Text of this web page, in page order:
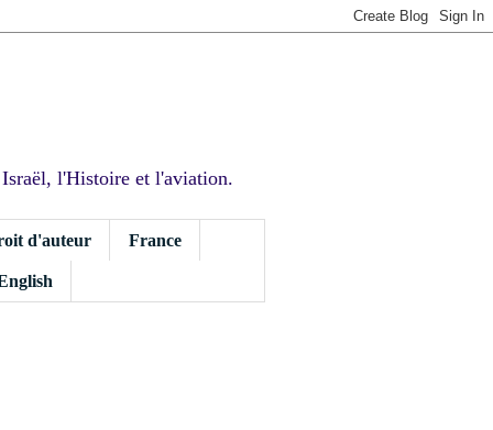
l'Histoire et l'aviation.
d'auteur France